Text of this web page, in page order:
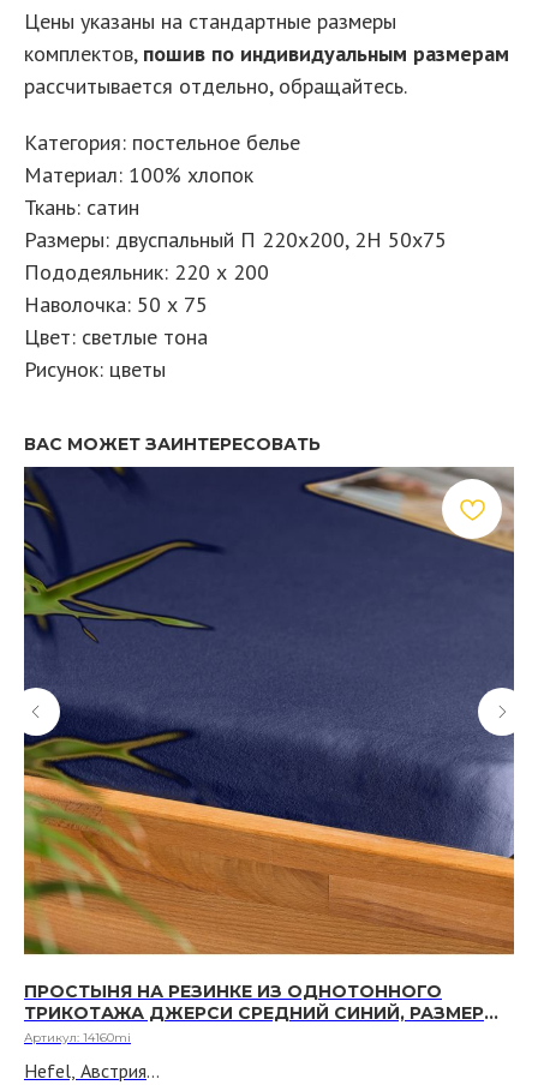
Цены указаны на стандартные размеры
комплектов, пошив по индивидуальным размерам
рассчитывается отдельно, обращайтесь.
Категория: постельное белье
Материал: 100% хлопок
Ткань: сатин
Размеры: двуспальный П 220х200, 2Н 50х75
Пододеяльник: 220 х 200
Наволочка: 50 х 75
Цвет: светлые тона
Рисунок: цветы
ВАС МОЖЕТ ЗАИНТЕРЕСОВАТЬ
ПРОСТЫНЯ НА РЕЗИНКЕ ИЗ ОДНОТОННОГО
ТРИКОТАЖА ДЖЕРСИ СРЕДНИЙ СИНИЙ, РАЗМЕР
МАТРАСА 140 Х 200 СМ - 160 Х 200 СМ
Артикул: 14160mi
Hefel, Австрия